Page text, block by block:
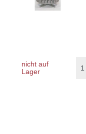
nicht auf
Lager